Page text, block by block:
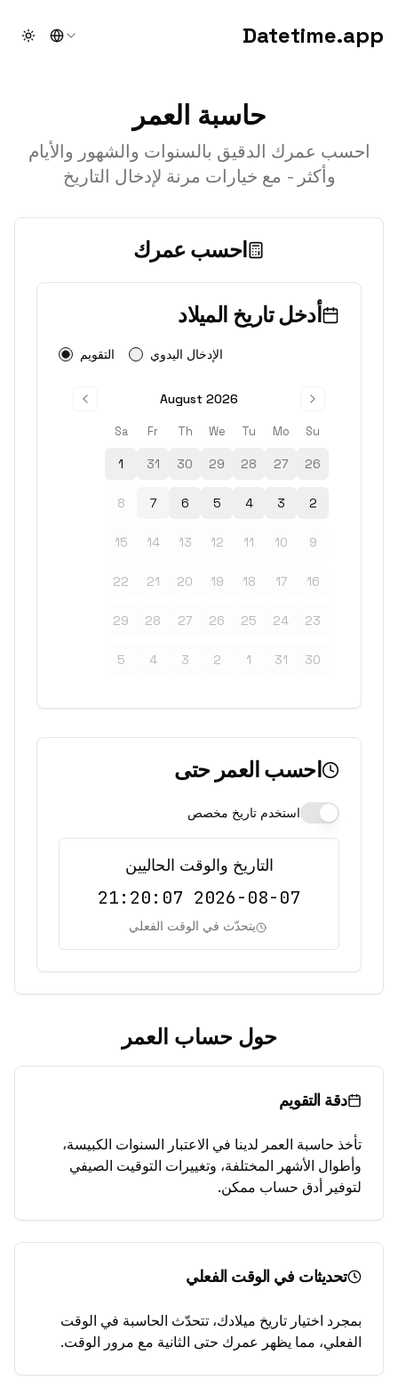
Datetime.app
حاسبة العمر
احسب عمرك الدقيق بالسنوات والشهور والأيام
وأكثر - مع خيارات مرنة لإدخال التاريخ
احسب عمرك
أدخل تاريخ الميلاد
التقويم الإدخال اليدوي
August 2026
Su
Mo
Tu
We
Th
Fr
Sa
26
27
28
29
30
31
1
2
3
4
5
6
7
8
9
10
11
12
13
14
15
16
17
18
19
20
21
22
23
24
25
26
27
28
29
30
31
1
2
3
4
5
احسب العمر حتى
استخدم تاريخ مخصص
التاريخ والوقت الحاليين
2026-08-07 21:20:07
يتحدّث في الوقت الفعلي
حول حساب العمر
دقة التقويم
تأخذ حاسبة العمر لدينا في الاعتبار السنوات الكبيسة،
وأطوال الأشهر المختلفة، وتغييرات التوقيت الصيفي
لتوفير أدق حساب ممكن.
تحديثات في الوقت الفعلي
بمجرد اختيار تاريخ ميلادك، تتحدّث الحاسبة في الوقت
الفعلي، مما يظهر عمرك حتى الثانية مع مرور الوقت.